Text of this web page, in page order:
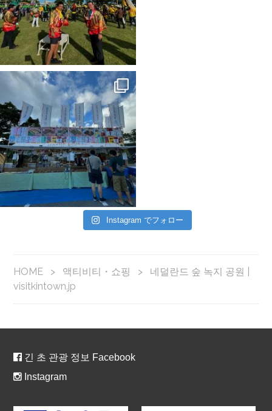
Instagram でフォロー
HOME > 액티비티・쇼핑 >
네덜란드 숲 녹지 공원 |
visitkintown.jp
긴 초 관광 정보 Facebook
Instagram